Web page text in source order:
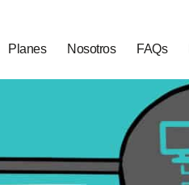
Planes Nosotros FAQs